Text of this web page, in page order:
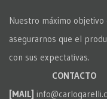
Nuestro máximo
asegurarnos que el
con sus expectativas.
CONTACTO
[MAIL]